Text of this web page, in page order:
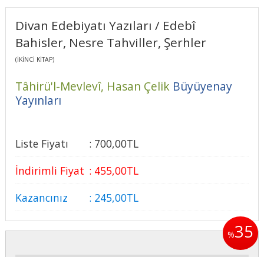
Divan Edebiyatı Yazıları / Edebî
Bahisler, Nesre Tahviller, Şerhler
(İKİNCİ KİTAP)
Tâhirü'l-Mevlevî, Hasan Çelik Büyüyenay
Yayınları
Liste Fiyatı : 700,00TL
İndirimli Fiyat : 455,00TL
Kazancınız
: 245,00TL
%35